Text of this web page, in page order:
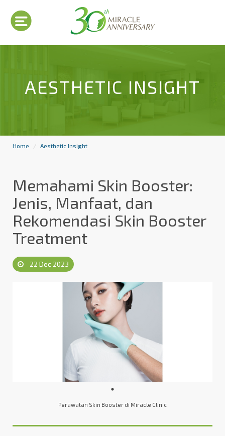
AESTHETIC INSIGHT
Home Aesthetic Insight
Memahami Skin Booster:
Jenis, Manfaat, dan
Rekomendasi Skin Booster
Treatment
22 Dec 2023
Perawatan Skin Booster di Miracle Clinic